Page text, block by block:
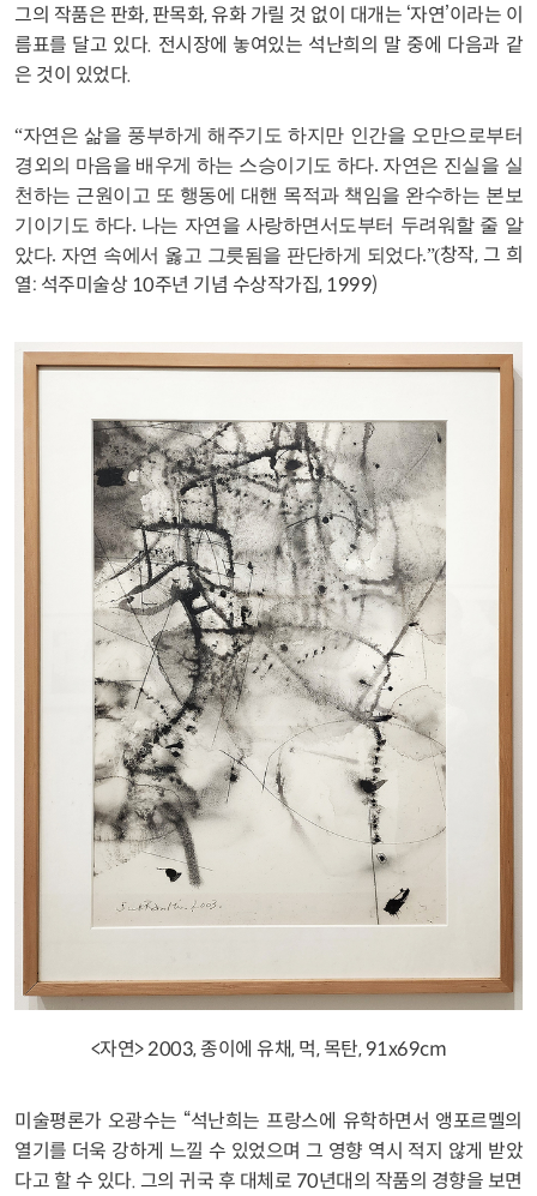
그의 작품은 판화, 판목화, 유화 가릴 것 없이 대개는 ‘자연’이라는 이
름표를 달고 있다. 전시장에 놓여있는 석난희의 말 중에 다음과 같
은 것이 있었다.
“자연은 삶을 풍부하게 해주기도 하지만 인간을 오만으로부터
경외의 마음을 배우게 하는 스승이기도 하다. 자연은 진실을 실
천하는 근원이고 또 행동에 대핸 목적과 책임을 완수하는 본보
기이기도 하다. 나는 자연을 사랑하면서도부터 두려워할 줄 알
았다. 자연 속에서 옳고 그릇됨을 판단하게 되었다.”(창작, 그 희
열: 석주미술상 10주년 기념 수상작가집, 1999)
<자연> 2003, 종이에 유채, 먹, 목탄, 91x69cm
미술평론가 오광수는 “석난희는 프랑스에 유학하면서 앵포르멜의
열기를 더욱 강하게 느낄 수 있었으며 그 영향 역시 적지 않게 받았
다고 할 수 있다. 그의 귀국 후 대체로 70년대의 작품의 경향을 보면